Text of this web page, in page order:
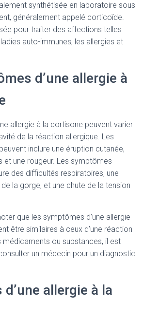
synthétisée en laboratoire sous
généralement appelé corticoïde.
pour traiter des affections telles
auto-immunes, les allergies et
d’une allergie à
allergie à la cortisone peuvent varier
de la réaction allergique. Les
inclure une éruption cutanée,
et une rougeur. Les symptômes
des difficultés respiratoires, une
la gorge, et une chute de la tension
que les symptômes d’une allergie
être similaires à ceux d’une réaction
médicaments ou substances, il est
un médecin pour un diagnostic
allergie à la